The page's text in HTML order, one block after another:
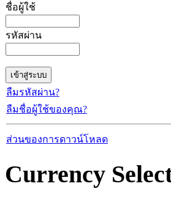
ชื่อผู้ใช้
รหัสผ่าน
ลืมรหัสผ่าน?
ลืมชื่อผู้ใช้ของคุณ?
ส่วนของการดาวน์โหลด
Currency